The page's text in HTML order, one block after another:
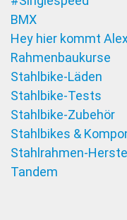
BMX
Hey hier kommt
Rahmenbaukurse
Stahlbike-Läden
Stahlbike-Tests
Stahlbike-Zubehör
Stahlbikes &
Stahlrahmen-
Tandem